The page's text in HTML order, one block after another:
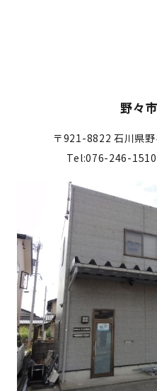
野々
〒921-8822 石川県
Tel:076-246-1510